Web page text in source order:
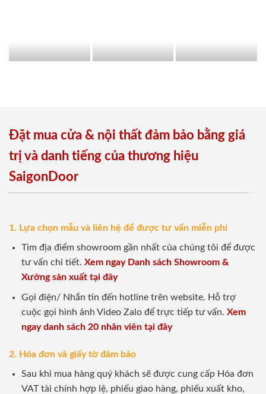
Đặt mua cửa & nội thất đảm bảo bằng giá
trị và danh tiếng của thương hiệu
SaigonDoor
1. Lựa chọn mẫu và liên hệ để được tư vấn miễn phí
Tìm địa điểm showroom gần nhất của chúng tôi để được
tư vấn chi tiết. Xem ngay Danh sách Showroom &
Xưởng sản xuất tại đây
Gọi điện/ Nhắn tin đến hotline trên website. Hỗ trợ
cuộc gọi hình ảnh Video Zalo để trực tiếp tư vấn. Xem
ngay danh sách 20 nhân viên tại đây
2. Hóa đơn và giấy tờ đảm bảo
Sau khi mua hàng quý khách sẽ được cung cấp Hóa đơn
VAT tài chính hợp lệ, phiếu giao hàng, phiếu xuất kho,